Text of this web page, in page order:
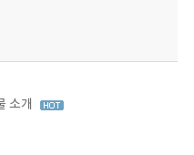
소개